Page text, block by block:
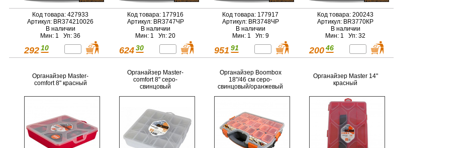
Код товара: 427933
Артикул: BR374210026
В наличии
Мин: 1 Уп: 36
292 10
Код товара: 177916
Артикул: BR3747ЧР
В наличии
Мин: 1 Уп: 20
624 30
Код товара: 177917
Артикул: BR3748ЧР
В наличии
Мин: 1 Уп: 9
951 91
Код товара: 200243
Артикул: BR3770КР
В наличии
Мин: 1 Уп: 32
200 46
Органайзер Master-
comfort 8" красный
Органайзер Master-
comfort 8" серо-
свинцовый
Органайзер Boombox
18"/46 см серо-
свинцовый/оранжевый
Органайзер Master 14"
красный